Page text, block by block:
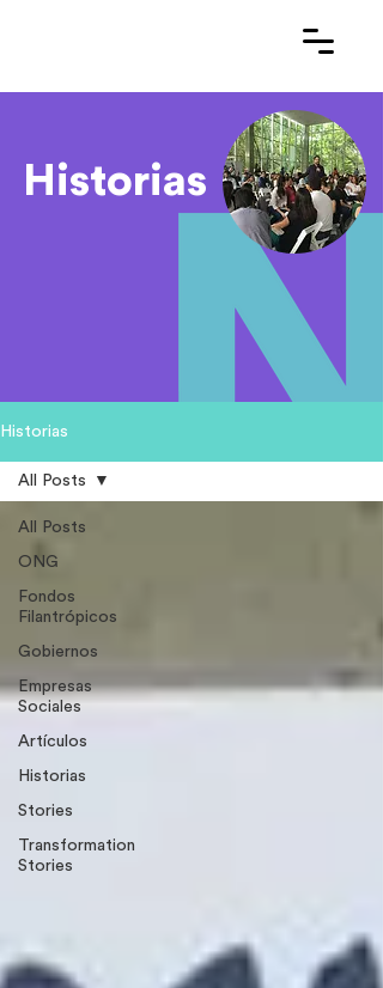
Historias
Historias
All Posts
ONG
Fondos
Filantrópicos
Gobiernos
Empresas
Sociales
Artículos
Historias
Stories
Transformation
Stories
All Posts